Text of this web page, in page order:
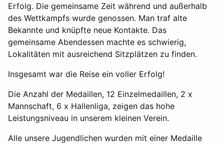
Erfolg. Die gemeinsame Zeit während und außerhalb
des Wettkampfs wurde genossen. Man traf alte
Bekannte und knüpfte neue Kontakte. Das
gemeinsame Abendessen machte es schwierig,
Lokalitäten mit ausreichend Sitzplätzen zu finden.
Insgesamt war die Reise ein voller Erfolg!
Die Anzahl der Medaillen, 12 Einzelmedaillen, 2 x
Mannschaft, 6 x Hallenliga, zeigen das hohe
Leistungsniveau in unserem kleinen Verein.
Alle unsere Jugendlichen wurden mit einer Medaille